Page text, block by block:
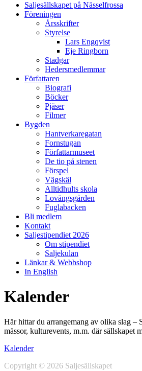
Saljesällskapet på Nässelfrossa
Föreningen
Årsskrifter
Styrelse
Lars Engqvist
Eje Ringborn
Stadgar
Hedersmedlemmar
Författaren
Biografi
Böcker
Pjäser
Filmer
Bygden
Hantverkaregatan
Fornstugan
Författarmuseet
De tio på stenen
Förspel
Vägskäl
Alltidhults skola
Lovängsgården
Fuglabacken
Bli medlem
Kontakt
Saljestipendiet 2026
Om stipendiet
Saljekulan
Länkar & Webbshop
In English
Kalender
Här hittar du arrangemang av olika slag –
mässor, kulturevents, m.m. där sällskapet
Kalender
Copyright © 2026 Saljesällskapet